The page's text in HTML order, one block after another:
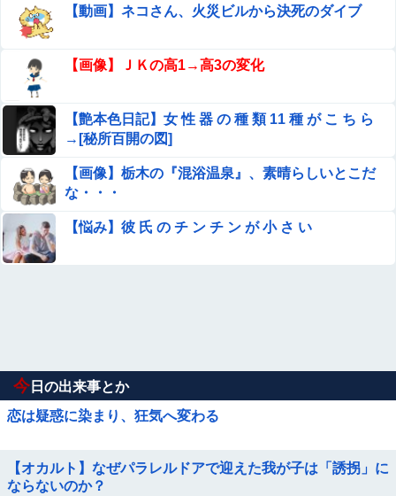
【動画】ネコさん、火災ビルから決死のダイブ
【画像】ＪＫの高1→高3の変化
【艶本色日記】女 性 器 の 種 類 11 種 が こ ち ら
→[秘所百開の図]
【画像】栃木の『混浴温泉』、素晴らしいとこだ
な・・・
【悩み】彼 氏 の チ ン チ ン が 小 さ い
今 日の出来事とか
恋は疑惑に染まり、狂気へ変わる
【オカルト】なぜパラレルドアで迎えた我が子は「誘拐」に
ならないのか？